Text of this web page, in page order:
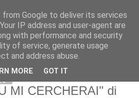
MI CERCHERAI" di
Google to deliver its services
IP address and user-agent are
with performance and security
of service, generate usage
and address abuse.
MORE GOT IT